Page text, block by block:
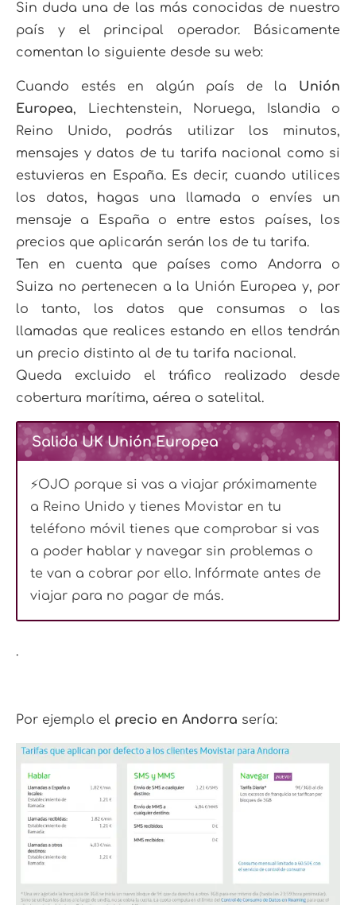
Sin duda una de las más conocidas de nuestro
país y el principal operador. Básicamente
comentan lo siguiente desde su web:
Cuando estés en algún país de la Unión
Europea, Liechtenstein, Noruega, Islandia o
Reino Unido, podrás utilizar los minutos,
mensajes y datos de tu tarifa nacional como si
estuvieras en España. Es decir, cuando utilices
los datos, hagas una llamada o envíes un
mensaje a España o entre estos países, los
precios que aplicarán serán los de tu tarifa.
Ten en cuenta que países como Andorra o
Suiza no pertenecen a la Unión Europea y, por
lo tanto, los datos que consumas o las
llamadas que realices estando en ellos tendrán
un precio distinto al de tu tarifa nacional.
Queda excluido el tráfico realizado desde
cobertura marítima, aérea o satelital.
Salida UK Unión Europea
⚡OJO porque si vas a viajar próximamente
a Reino Unido y tienes Movistar en tu
teléfono móvil tienes que comprobar si vas
a poder hablar y navegar sin problemas o
te van a cobrar por ello. Infórmate antes de
viajar para no pagar de más.
.
Por ejemplo el precio en Andorra sería: